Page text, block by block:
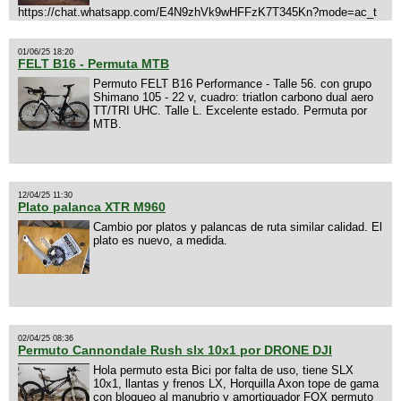
https://chat.whatsapp.com/E4N9zhVk9wHFFzK7T345Kn?mode=ac_t
01/06/25 18:20
FELT B16 - Permuta MTB
Permuto FELT B16 Performance - Talle 56. con grupo
Shimano 105 - 22 v, cuadro: triatlon carbono dual aero
TT/TRI UHC. Talle L. Excelente estado. Permuta por
MTB.
12/04/25 11:30
Plato palanca XTR M960
Cambio por platos y palancas de ruta similar calidad. El
plato es nuevo, a medida.
02/04/25 08:36
Permuto Cannondale Rush slx 10x1 por DRONE DJI
Hola permuto esta Bici por falta de uso, tiene SLX
10x1, llantas y frenos LX, Horquilla Axon tope de gama
con bloqueo al manubrio y amortiguador FOX permuto